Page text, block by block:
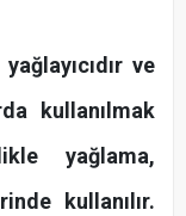
ve
kullanılmak
yağlama,
kullanılır.